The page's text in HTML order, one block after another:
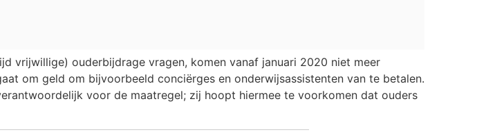
vrijwillige) ouderbijdrage vragen, komen vanaf januari 2020 niet meer
om geld om bijvoorbeeld conciërges en onderwijsassistenten van te betalen.
voor de maatregel; zij hoopt hiermee te voorkomen dat ouders